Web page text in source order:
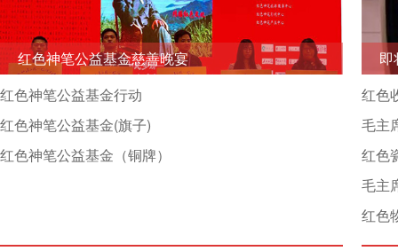
红色神笔公益基金慈善晚宴
红色神笔公益基金行动
红色神笔公益基金(旗子)
红色神笔公益基金（铜牌）
红色
毛主
红色
毛主
红色